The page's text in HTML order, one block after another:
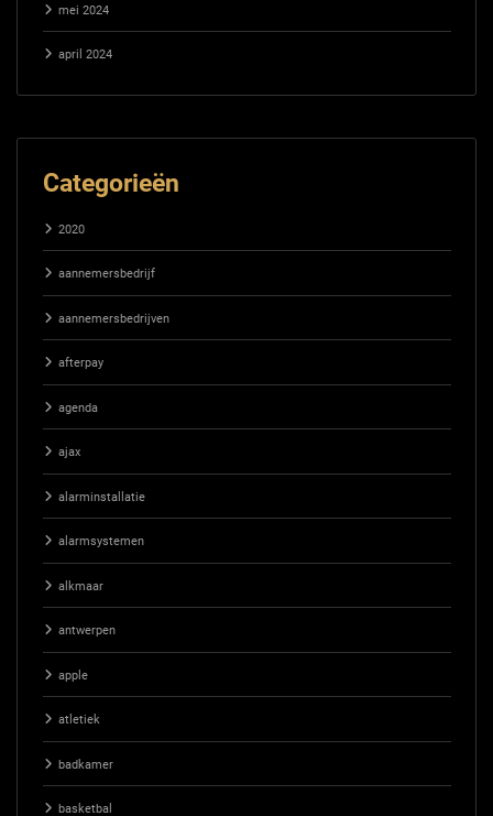
mei 2024
april 2024
Categorieën
2020
aannemersbedrijf
aannemersbedrijven
afterpay
agenda
ajax
alarminstallatie
alarmsystemen
alkmaar
antwerpen
apple
atletiek
badkamer
basketbal